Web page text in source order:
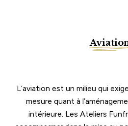
L’aviation est un milieu qui
mesure quant à
intérieure. Les Ateliers